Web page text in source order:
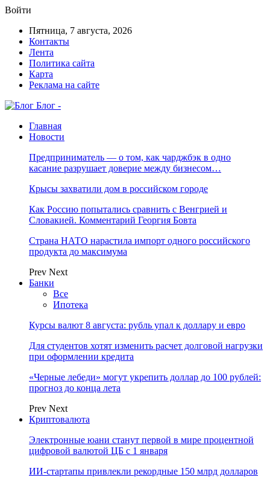
Войти
Пятница, 7 августа, 2026
Контакты
Лента
Политика сайта
Карта
Реклама на сайте
Блог -
Главная
Новости
Предприниматель — о том, как чарджбэк в одно
касание разрушает доверие между бизнесом…
Крысы захватили дом в российском городе
Как Россию попытались сравнить с Венгрией и
Словакией. Комментарий Георгия Бовта
Страна НАТО нарастила импорт одного российского
продукта до максимума
Prev Next
Банки
Все
Ипотека
Курсы валют 8 августа: рубль упал к доллару и евро
Для студентов хотят изменить расчет долговой нагрузки
при оформлении кредита
«Черные лебеди» могут укрепить доллар до 100 рублей:
прогноз до конца лета
Prev Next
Криптовалюта
Электронные юани станут первой в мире процентной
цифровой валютой ЦБ с 1 января
ИИ-стартапы привлекли рекордные 150 млрд долларов